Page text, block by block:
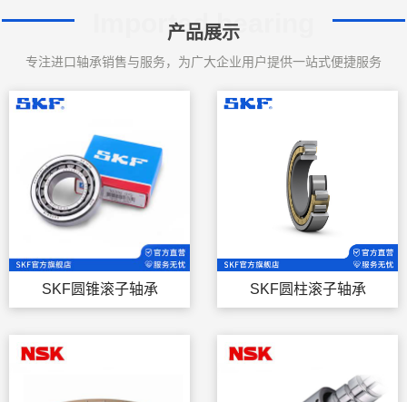
产品展示
Imported bearing
专注进口轴承销售与服务，为广大企业用户提供一站式便捷服务
SKF圆锥滚子轴承 SKF圆柱滚子轴承